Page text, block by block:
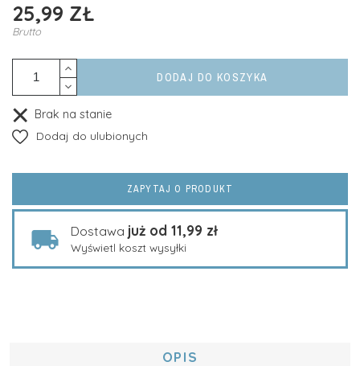
25,99 ZŁ
Brutto
DODAJ DO KOSZYKA
Brak na stanie
Dodaj do ulubionych
ZAPYTAJ O PRODUKT
Dostawa już od 11,99 zł
Wyświetl koszt wysyłki
OPIS